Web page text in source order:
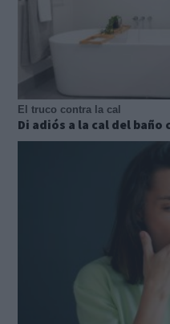
El truco contra la cal
Di adiós a la cal del